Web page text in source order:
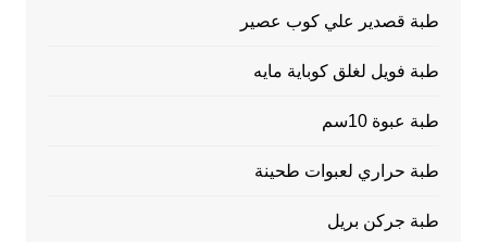
طبة قصدير علي كوب عصير
طبة فويل لغلق كوباية مايه
طبة عبوة 10سم
طبة حراري لعبوات طحينة
طبة جركن بريل